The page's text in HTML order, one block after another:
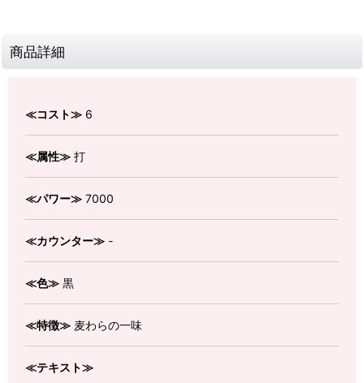
商品詳細
≪コスト≫ 6
≪属性≫ 打
≪パワー≫ 7000
≪カウンター≫ -
≪色≫ 黒
≪特徴≫ 麦わらの一味
≪テキスト≫